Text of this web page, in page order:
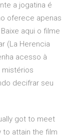
a jogatina é
oferece apenas
aqui o filme
(La Herencia
acesso à
mistérios
decifrar seu
got to meet
to attain the film